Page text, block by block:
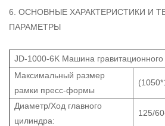
6. ОСНОВНЫЕ ХАРАКТЕРИСТИКИ И
ПАРАМЕТРЫ
JD-1000-6K Машина гравитационного
Максимальный размер
рамки пресс-формы
Диаметр/Ход главного
цилиндра:
125/